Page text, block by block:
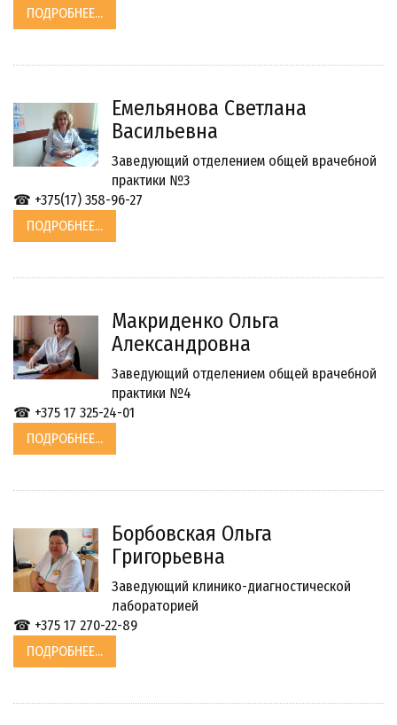
ПОДРОБНЕЕ...
Емельянова Светлана
Васильевна
Заведующий отделением общей врачебной
практики №3
☎ +375(17) 358-96-27
ПОДРОБНЕЕ...
Макриденко Ольга
Александровна
Заведующий отделением общей врачебной
практики №4
☎ +375 17 325-24-01
ПОДРОБНЕЕ...
Борбовская Ольга
Григорьевна
Заведующий клинико-диагностической
лабораторией
☎ +375 17 270-22-89
ПОДРОБНЕЕ...